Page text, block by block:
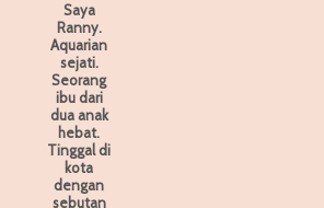
Saya
Ranny.
Aquarian
sejati.
Seorang
ibu dari
dua anak
hebat.
Tinggal di
kota
dengan
sebutan